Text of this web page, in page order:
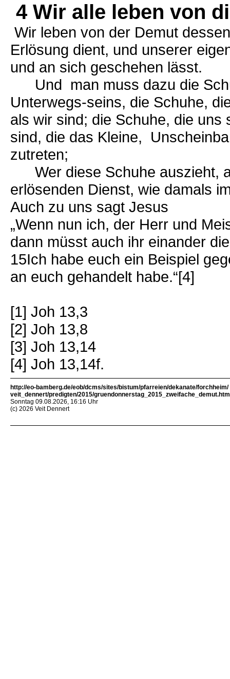
4 Wir alle leben von
Wir leben von der Demut
Erlösung dient, und unserer
und an sich geschehen lässt.
Und man muss dazu die
Unterwegs-seins, die Schuhe,
als wir sind; die Schuhe, die
sind, die das Kleine,
zutreten;
Wer diese Schuhe auszieht,
erlösenden Dienst, wie damals
Auch zu uns sagt Jesus
„Wenn nun ich, der Herr und
dann müsst auch ihr einander
15Ich habe euch ein Beispiel
an euch gehandelt habe.“[4]
[1] Joh 13,3
[2] Joh 13,8
[3] Joh 13,14
[4] Joh 13,14f.
http://eo-bamberg.de/eob/dcms/sites/bistum/pfarreien/dekanate/forchheim/
veit_dennert/predigten/2015/
Sonntag 09.08.2026, 16:16 Uhr
(c) 2026 Veit Dennert